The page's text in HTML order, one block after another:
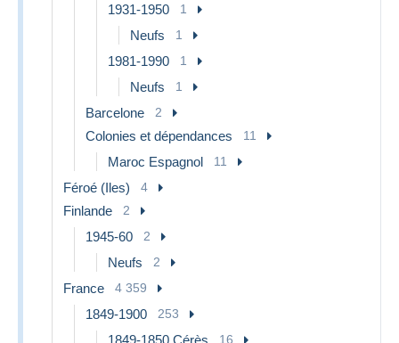
1931-1950 1
Neufs 1
1981-1990 1
Neufs 1
Barcelone 2
Colonies et dépendances 11
Maroc Espagnol 11
Féroé (Iles) 4
Finlande 2
1945-60 2
Neufs 2
France 4 359
1849-1900 253
1849-1850 Cérès 16